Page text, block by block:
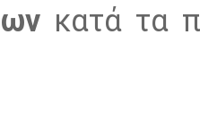
κατά τα